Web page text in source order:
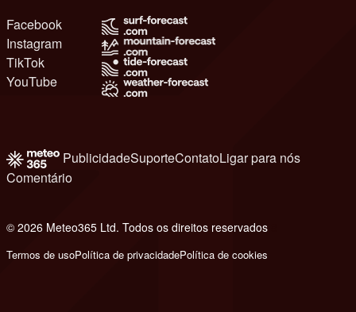
Facebook
Instagram
TikTok
YouTube
PublicidadeSuporteContatoLigar para nós
Comentário
© 2026 Meteo365 Ltd. Todos os direitos reservados
Termos de usoPolítica de privacidadePolítica de cookies